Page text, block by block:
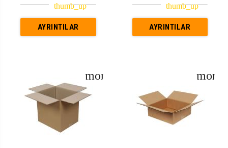
AYRINTILAR AYRINTILAR